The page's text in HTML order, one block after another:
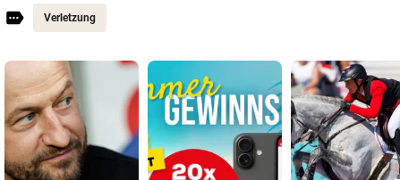
Verletzung